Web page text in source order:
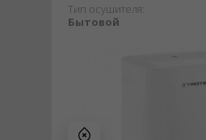
Тип осушителя:
Бытовой